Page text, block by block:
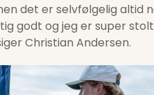
det er selvfølgelig altid
godt og jeg er super
Christian Andersen.